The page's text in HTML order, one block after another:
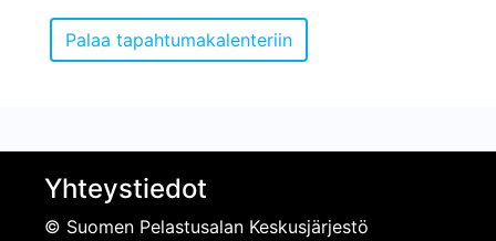
Yhteystiedot
© Suomen Pelastusalan Keskusjärjestö